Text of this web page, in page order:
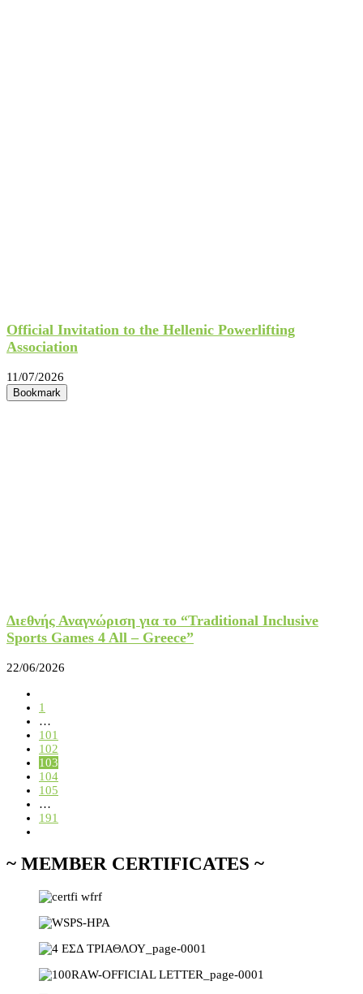
Official Invitation to the Hellenic Powerlifting
Association
11/07/2026
Bookmark
Διεθνής Αναγνώριση για το “Traditional Inclusive
Sports Games 4 All – Greece”
22/06/2026
1
…
101
102
103
104
105
…
191
~ MEMBER CERTIFICATES ~